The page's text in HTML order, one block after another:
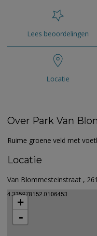
Lees beoordelingen
Locatie
Over Park Van
Ruime groene veld met
Locatie
Van Blommesteinstraat ,
4.335978152.0106453
+
-